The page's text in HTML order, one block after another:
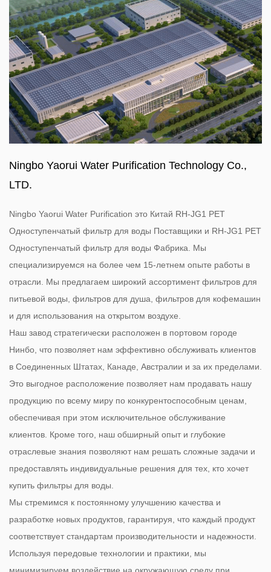
Ningbo Yaorui Water Purification Technology Co.,
LTD.
Ningbo Yaorui Water Purification это Китай RH-JG1 PET
Одноступенчатый фильтр для воды Поставщики и RH-JG1 PET
Одноступенчатый фильтр для воды Фабрика . Мы
специализируемся на более чем 15-летнем опыте работы в
отрасли. Мы предлагаем широкий ассортимент фильтров для
питьевой воды, фильтров для душа, фильтров для кофемашин
и для использования на открытом воздухе.
Наш завод стратегически расположен в портовом городе
Нинбо, что позволяет нам эффективно обслуживать клиентов
в Соединенных Штатах, Канаде, Австралии и за их пределами.
Это выгодное расположение позволяет нам продавать нашу
продукцию по всему миру по конкурентоспособным ценам,
обеспечивая при этом исключительное обслуживание
клиентов. Кроме того, наш обширный опыт и глубокие
отраслевые знания позволяют нам решать сложные задачи и
предоставлять индивидуальные решения для тех, кто хочет
купить фильтры для воды.
Мы стремимся к постоянному улучшению качества и
разработке новых продуктов, гарантируя, что каждый продукт
соответствует стандартам производительности и надежности.
Используя передовые технологии и практики, мы